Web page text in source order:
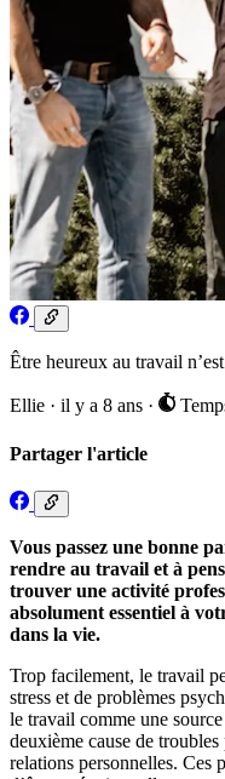
Être heureux au travail
Ellie · il y a 8 ans ·
Partager l'article
Vous passez une bonne
rendre au travail et à
trouver une activité
absolument essentiel à
dans la vie.
Trop facilement, le travail
stress et de problèmes
le travail comme une
deuxième cause de
relations personnelles. Ces